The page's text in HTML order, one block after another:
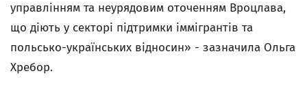
управлінням та неурядовим оточенням Вроцлава,
що діють у секторі підтримки іммігрантів та
польсько-українських відносин» - зазначила Ольга
Хребор.